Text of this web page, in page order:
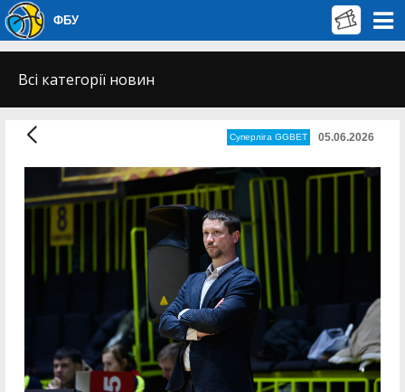
ФБУ
Всі категорії новин
Суперліга GGBET 05.06.2026